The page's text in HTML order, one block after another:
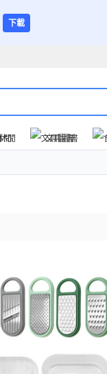
下載
閒 文具圖書